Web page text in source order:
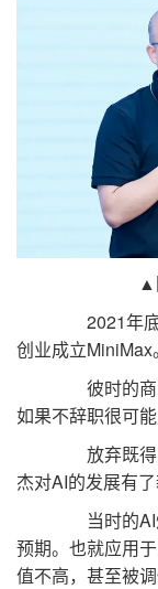
▲
2021年底
创业成立MiniMax。
彼时的商
如果不辞职很可能
放弃既得
杰对AI的发展有了
当时的AI
预期。也就应用
值不高，甚至被调